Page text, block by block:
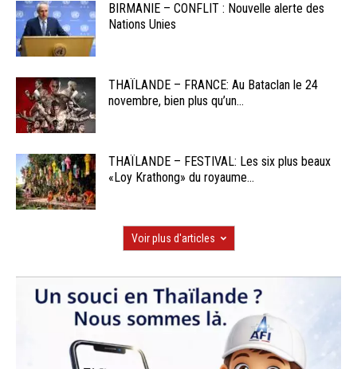
BIRMANIE – CONFLIT : Nouvelle alerte des
Nations Unies
THAÏLANDE – FRANCE: Au Bataclan le 24
novembre, bien plus qu’un...
THAÏLANDE – FESTIVAL: Les six plus beaux
«Loy Krathong» du royaume...
Voir plus d'articles